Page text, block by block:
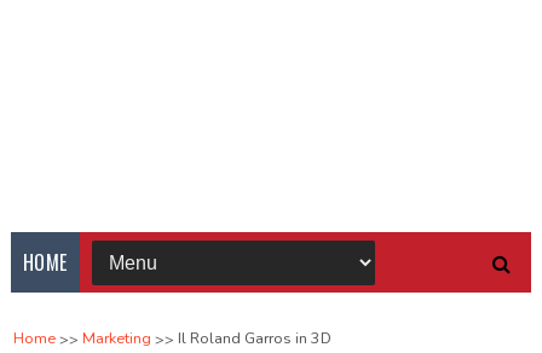
HOME
Home Marketing Il Roland Garros in 3D